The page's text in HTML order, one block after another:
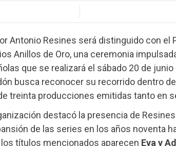
Antonio Resines será distinguido con el
Anillos de Oro, una ceremonia
que se realizará el sábado 20 de
busca reconocer su recorrido dentro
treinta producciones emitidas tanto en
destacó la presencia de
de las series en los años noventa
los títulos mencionados aparecen Eva y